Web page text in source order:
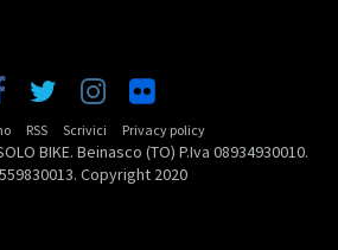
RSS Scrivici Privacy policy
BIKE. Beinasco (TO) P.Iva 08934930010.
Copyright 2020